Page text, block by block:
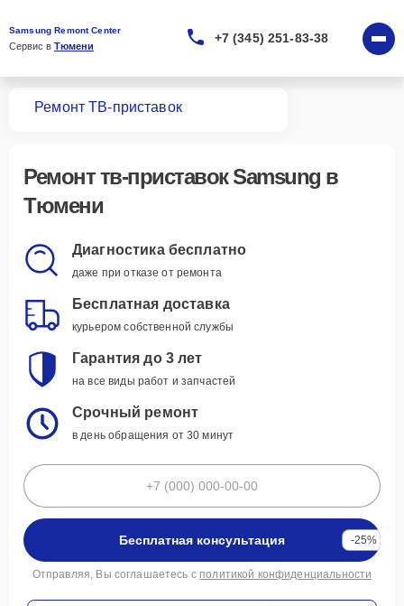
Samsung Remont Center
Сервис в Тюмени
+7 (345) 251-83-38
Ремонт ТВ-приставок
Ремонттв-приставок Samsung в
Тюмени
Диагностика бесплатно
даже при отказе от ремонта
Бесплатная доставка
курьером собственной службы
Гарантия до 3 лет
на все виды работ и запчастей
Срочный ремонт
в день обращения от 30 минут
Бесплатная консультация -25%
Отправляя, Вы соглашаетесь с политикой конфиденциальности